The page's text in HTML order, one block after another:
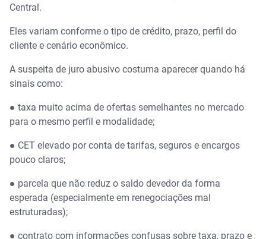
Central.
Eles variam conforme o tipo de crédito, prazo, perfil do
cliente e cenário econômico.
A suspeita de juro abusivo costuma aparecer quando há
sinais como:
● taxa muito acima de ofertas semelhantes no mercado
para o mesmo perfil e modalidade;
● CET elevado por conta de tarifas, seguros e encargos
pouco claros;
● parcela que não reduz o saldo devedor da forma
esperada (especialmente em renegociações mal
estruturadas);
● contrato com informações confusas sobre taxa, prazo e